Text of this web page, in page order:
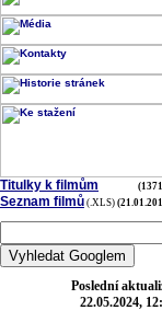
Titulky k filmům
Seznam filmů (.XLS)
Poslední
22.05.2024,